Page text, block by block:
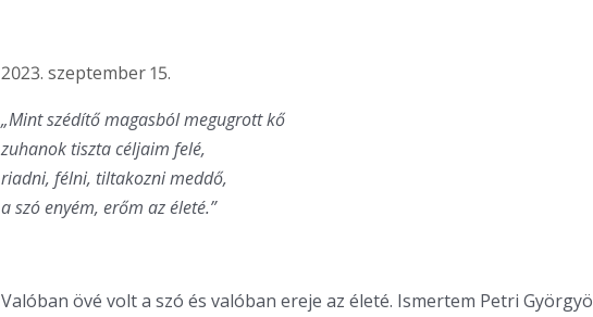
2023. szeptember 15.
„Mint szédítő magasból megugrott kő
zuhanok tiszta céljaim felé,
riadni, félni, tiltakozni meddő,
a szó enyém, erőm az életé.”
Valóban övé volt a szó és valóban ereje az életé. Ismertem Petri